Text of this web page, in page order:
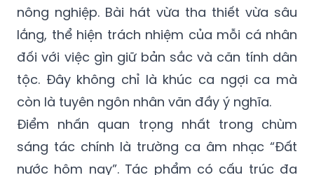
nông nghiệp. Bài hát vừa tha thiết vừa sâu
lắng, thể hiện trách nhiệm của mỗi cá nhân
đối với việc gìn giữ bản sắc và căn tính dân
tộc. Đây không chỉ là khúc ca ngợi ca mà
còn là tuyên ngôn nhân văn đầy ý nghĩa.
Điểm nhấn quan trọng nhất trong chùm
sáng tác chính là trường ca âm nhạc “Đất
nước hôm nay”. Tác phẩm có cấu trúc đa